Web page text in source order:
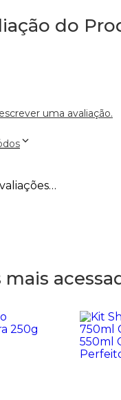
do
uma avaliação.
mais